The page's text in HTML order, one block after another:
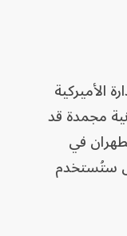
الأميركية
مجمدة قد
في
ستُستخدم